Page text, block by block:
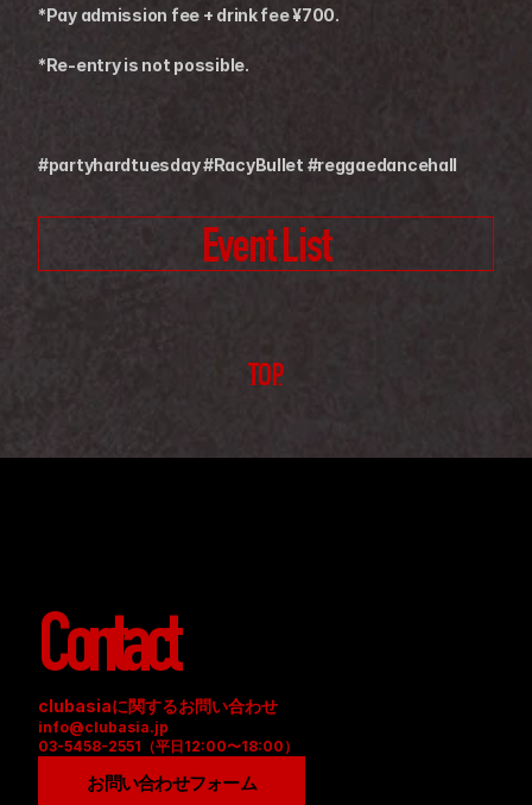
*Pay admission fee + drink fee ¥700.
*Re-entry is not possible.
#partyhardtuesday #RacyBullet #reggaedancehall
Event List
TOP
Contact
clubasiaに関するお問い合わせ
info@clubasia.jp
03-5458-2551（平日12:00〜18:00）
お問い合わせフォーム